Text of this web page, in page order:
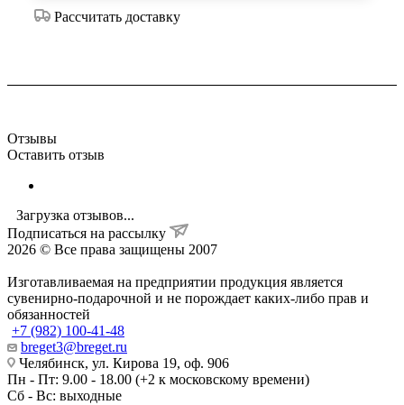
Рассчитать доставку
Отзывы
Оставить отзыв
Загрузка отзывов...
Подписаться на рассылку
2026 © Все права защищены 2007
Изготавливаемая на предприятии продукция является
сувенирно-подарочной и не порождает каких-либо прав и
обязанностей
+7 (982) 100-41-48
breget3@breget.ru
Челябинск, ул. Кирова 19, оф. 906
Пн - Пт: 9.00 - 18.00 (+2 к московскому времени)
Сб - Вс: выходные